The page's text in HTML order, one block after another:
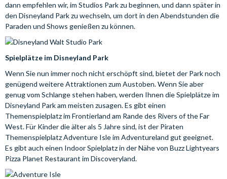
dann empfehlen wir, im Studios Park zu beginnen, und dann später in
den Disneyland Park zu wechseln, um dort in den Abendstunden die
Paraden und Shows genießen zu können.
Spielplätze im Disneyland Park
Wenn Sie nun immer noch nicht erschöpft sind, bietet der Park noch
genügend weitere Attraktionen zum Austoben. Wenn Sie aber
genug vom Schlange stehen haben, werden Ihnen die Spielplätze im
Disneyland Park am meisten zusagen. Es gibt einen
Themenspielplatz im Frontierland am Rande des Rivers of the Far
West. Für Kinder die älter als 5 Jahre sind, ist der Piraten
Themenspielplatz Adventure Isle im Adventureland gut geeignet.
Es gibt auch einen Indoor Spielplatz in der Nähe von Buzz Lightyears
Pizza Planet Restaurant im Discoveryland.